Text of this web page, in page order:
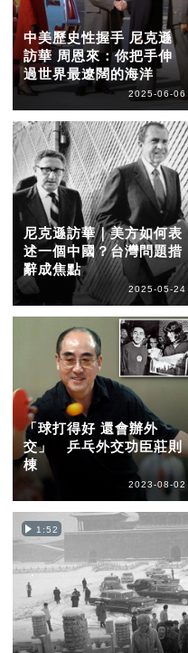
中美歷史性握手 尼克遜
訪華 周恩來：你把手伸
過世界最遼闊的海洋
2025-06-06
尼克遜訪華｜美方如何表
述一個中國？台灣問題措
辭成焦點
2025-05-24
「球打得好 還會辦外
交」 乒乓外交功臣莊則
棟
2023-08-02
1:52